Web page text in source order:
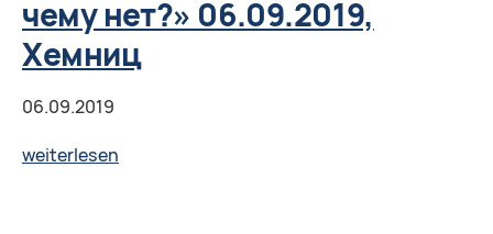
В.
В.
чему нет?» 06.09.2019,
Хемниц
06.09.2019
weiterlesen